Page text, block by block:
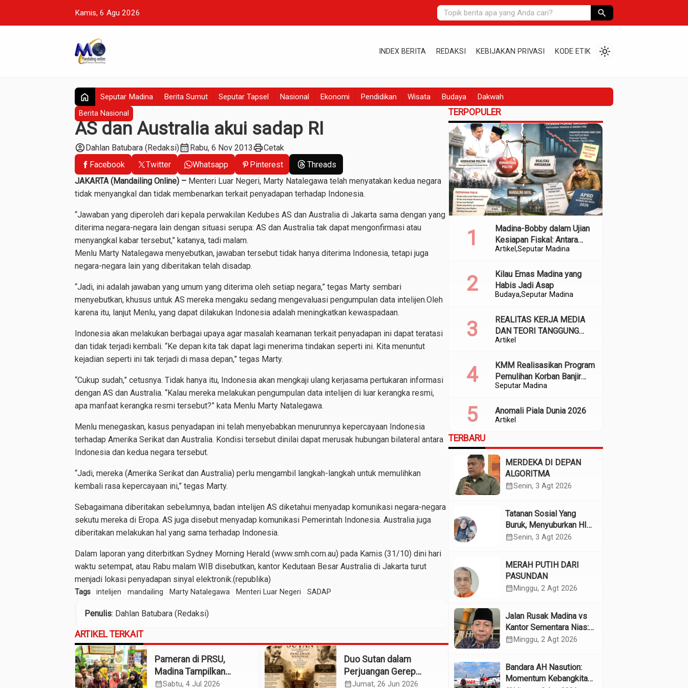
Kamis, 6 Agu 2026 search
INDEX BERITA REDAKSI KEBIJAKAN PRIVASI KODE ETIK light_mode
home Seputar Madina Berita Sumut Seputar Tapsel Nasional Ekonomi Pendidikan Wisata Budaya Dakwah
Berita Nasional
AS dan Australia akui sadap RI
account_circleDahlan Batubara (Redaksi)calendar_monthRabu, 6 Nov 2013printCetak
Facebook
Twitter Whatsapp Pinterest
Threads
JAKARTA (Mandailing Online) – Menteri Luar Negeri, Marty Natalegawa telah menyatakan kedua negara
tidak menyangkal dan tidak membenarkan terkait penyadapan terhadap Indonesia.
“Jawaban yang diperoleh dari kepala perwakilan Kedubes AS dan Australia di Jakarta sama dengan yang
diterima negara-negara lain dengan situasi serupa: AS dan Australia tak dapat mengonfirmasi atau
menyangkal kabar tersebut,” katanya, tadi malam.
Menlu Marty Natalegawa menyebutkan, jawaban tersebut tidak hanya diterima Indonesia, tetapi juga
negara-negara lain yang diberitakan telah disadap.
“Jadi, ini adalah jawaban yang umum yang diterima oleh setiap negara,” tegas Marty sembari
menyebutkan, khusus untuk AS mereka mengaku sedang mengevaluasi pengumpulan data intelijen.Oleh
karena itu, lanjut Menlu, yang dapat dilakukan Indonesia adalah meningkatkan kewaspadaan.
Indonesia akan melakukan berbagai upaya agar masalah keamanan terkait penyadapan ini dapat teratasi
dan tidak terjadi kembali. “Ke depan kita tak dapat lagi menerima tindakan seperti ini. Kita menuntut
kejadian seperti ini tak terjadi di masa depan,” tegas Marty.
“Cukup sudah,” cetusnya. Tidak hanya itu, Indonesia akan mengkaji ulang kerjasama pertukaran informasi
dengan AS dan Australia. “Kalau mereka melakukan pengumpulan data intelijen di luar kerangka resmi,
apa manfaat kerangka resmi tersebut?” kata Menlu Marty Natalegawa.
Menlu menegaskan, kasus penyadapan ini telah menyebabkan menurunnya kepercayaan Indonesia
terhadap Amerika Serikat dan Australia. Kondisi tersebut dinilai dapat merusak hubungan bilateral antara
Indonesia dan kedua negara tersebut.
“Jadi, mereka (Amerika Serikat dan Australia) perlu mengambil langkah-langkah untuk memulihkan
kembali rasa kepercayaan ini,” tegas Marty.
Sebagaimana diberitakan sebelumnya, badan intelijen AS diketahui menyadap komunikasi negara-negara
sekutu mereka di Eropa. AS juga disebut menyadap komunikasi Pemerintah Indonesia. Australia juga
diberitakan melakukan hal yang sama terhadap Indonesia.
Dalam laporan yang diterbitkan Sydney Morning Herald (www.smh.com.au) pada Kamis (31/10) dini hari
waktu setempat, atau Rabu malam WIB disebutkan, kantor Kedutaan Besar Australia di Jakarta turut
menjadi lokasi penyadapan sinyal elektronik.(republika)
Tags intelijen mandailing Marty Natalegawa Menteri Luar Negeri SADAP
Penulis: Dahlan Batubara (Redaksi)
ARTIKEL TERKAIT
Pameran di PRSU,
Madina Tampilkan
Produk UMKM
calendar_monthSabtu, 4 Jul 2026
Duo Sutan dalam
Perjuangan Gerep
Institute Naik ke
calendar_monthJumat, 26 Jun 2026
TERPOPULER
Artikel Seputar Madina
Madina-Bobby dalam Ujian
Kesiapan Fiskal: Antara
Kedekatan Politik dan
BudayaSeputar Madina
Kilau Emas Madina yang
Habis Jadi Asap
Artikel
REALITAS KERJA MEDIA
DAN TEORI TANGGUNG
JAWAB SOSIAL
Seputar Madina
KMM Realisasikan Program
Pemulihan Korban Banjir
dan Longsor di Kabupaten
Artikel
Anomali Piala Dunia 2026
TERBARU
MERDEKA DI DEPAN
ALGORITMA
calendar_monthSenin, 3 Agt 2026
Tatanan Sosial Yang
Buruk, Menyuburkan HIV
Pada Remaja
calendar_monthSenin, 3 Agt 2026
MERAH PUTIH DARI
PASUNDAN
calendar_month Minggu, 2 Agt 2026
Jalan Rusak Madina vs
Kantor Sementara Nias:
Kebijakan Pilih Kasih
calendar_month Minggu, 2 Agt 2026
Bandara AH Nasution:
Momentum Kebangkitan